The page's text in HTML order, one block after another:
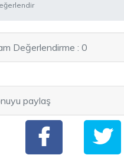
Değerlendirme : 0
paylaş